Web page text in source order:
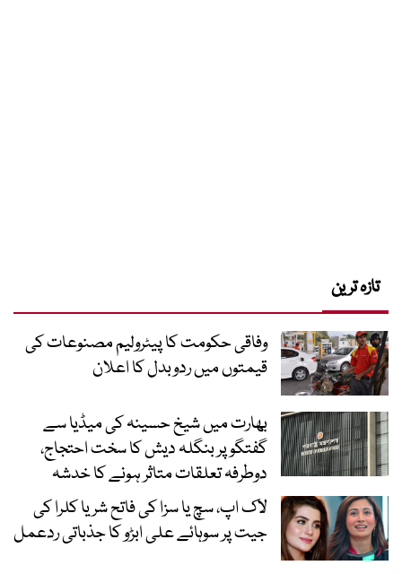
تازہ ترین
وفاقی حکومت کا پیٹرولیم مصنوعات کی
قیمتوں میں ردوبدل کا اعلان
بھارت میں شیخ حسینہ کی میڈیا سے
گفتگو پر بنگلہ دیش کا سخت احتجاج،
دوطرفہ تعلقات متاثر ہونے کا خدشہ
لاک اپ، سچ یا سزا کی فاتح شریا کلرا کی
جیت پر سوہائے علی ابڑو کا جذباتی ردعمل